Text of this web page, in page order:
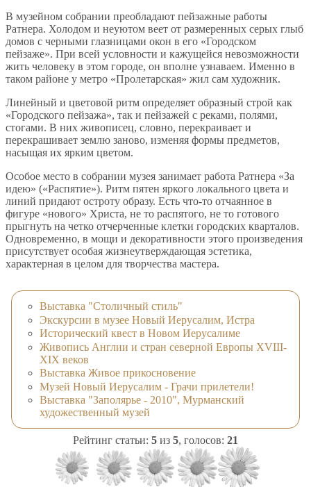
В музейном собрании преобладают пейзажные работы
Ратнера. Холодом и неуютом веет от размеренных серых глыб
домов с черными глазницами окон в его «Городском
пейзаже». При всей условности и кажущейся невозможности
жить человеку в этом городе, он вполне узнаваем. Именно в
таком районе у метро «Пролетарская» жил сам художник.
Линейный и цветовой ритм определяет образный строй как
«Городского пейзажа», так и пейзажей с реками, полями,
стогами. В них живописец, словно, перекраивает и
перекрашивает землю заново, изменяя формы предметов,
насыщая их ярким цветом.
Особое место в собрании музея занимает работа Ратнера «За
идею» («Распятие»). Ритм пятен яркого локального цвета и
линий придают остроту образу. Есть что-то отчаянное в
фигуре «нового» Христа, не то распятого, не то готового
прыгнуть на четко отчерченные клетки городских кварталов.
Одновременно, в мощи и декоративности этого произведения
присутствует особая жизнеутверждающая эстетика,
характерная в целом для творчества мастера.
Выставка "Столичный стиль"
Экскурсии в музее Новый Иерусалим, Истра
Исторический квест в Новом Иерусалиме
Живопись Англии и стран северной Европы XVIII-
XIX веков
Выставка Живое прикосновение
Музей Новый Иерусалим - Грачи прилетели!
Выставка "Заполярье - 2010", Мурманский
художественный музей
Рейтинг статьи: 5 из 5, голосов: 21